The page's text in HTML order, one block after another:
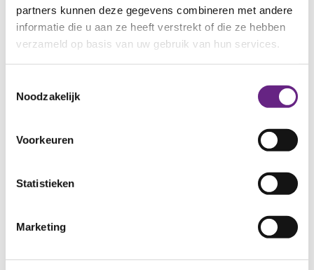
partners kunnen deze gegevens combineren met andere
informatie die u aan ze heeft verstrekt of die ze hebben
verzameld op basis van uw gebruik van hun services.
Noodzakelijk
Voorkeuren
Statistieken
Marketing
Het Scalabor verhaal
Met trots presenteren wij onze eigen Scalabor-film!
voor staan; het verbinden van talent & werk.